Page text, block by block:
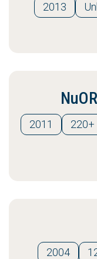
2013
2011 220+
2004